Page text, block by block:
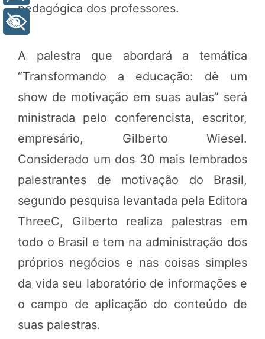
pedagógica dos professores.
A palestra que abordará a temática
“Transformando a educação: dê um
show de motivação em suas aulas” será
ministrada pelo conferencista, escritor,
empresário, Gilberto Wiesel.
Considerado um dos 30 mais lembrados
palestrantes de motivação do Brasil,
segundo pesquisa levantada pela Editora
ThreeC, Gilberto realiza palestras em
todo o Brasil e tem na administração dos
próprios negócios e nas coisas simples
da vida seu laboratório de informações e
o campo de aplicação do conteúdo de
suas palestras.